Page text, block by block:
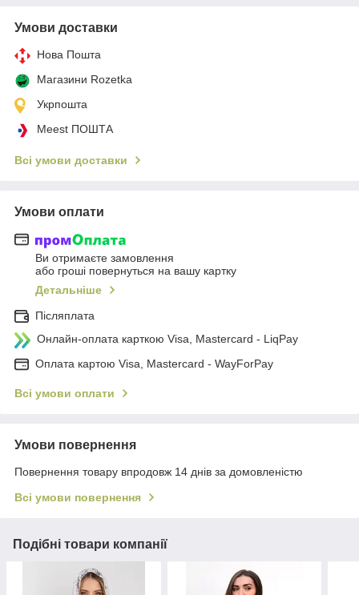
Умови доставки
Нова Пошта
Магазини Rozetka
Укрпошта
Meest ПОШТА
Всі умови доставки
Умови оплати
Ви отримаєте замовлення
або гроші повернуться на вашу картку
Детальніше
Післяплата
Онлайн-оплата карткою Visa, Mastercard - LiqPay
Оплата картою Visa, Mastercard - WayForPay
Всі умови оплати
Умови повернення
Повернення товару впродовж 14 днів за домовленістю
Всі умови повернення
Подібні товари компанії